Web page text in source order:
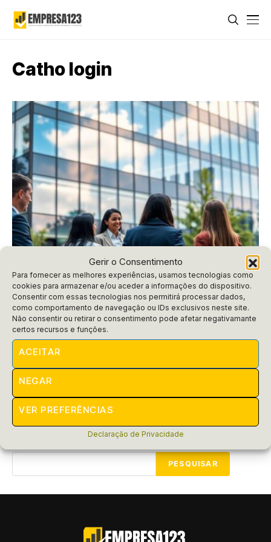
Gerir o Consentimento
Para fornecer as melhores experiências, usamos tecnologias como
cookies para armazenar e/ou aceder a informações do dispositivo.
Consentir com essas tecnologias nos permitirá processar dados,
como comportamento de navegação ou IDs exclusivos neste site.
Não consentir ou retirar o consentimento pode afetar negativamante
certos recursos e funções.
ACEITAR
NEGAR
VER PREFERÊNCIAS
Declaração de Privacidade
Catho login
Empresas
Como funciona a Catho para
empresa?
busca por talentos. Conheça estratégias simples e
eficazes para melhorar sua equipe!
POR RAIFRAN MARÇO 18, 2025
PESQUISAR